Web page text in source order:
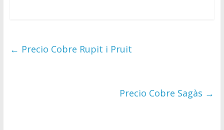
← Precio Cobre Rupit i Pruit
Precio Cobre Sagàs →